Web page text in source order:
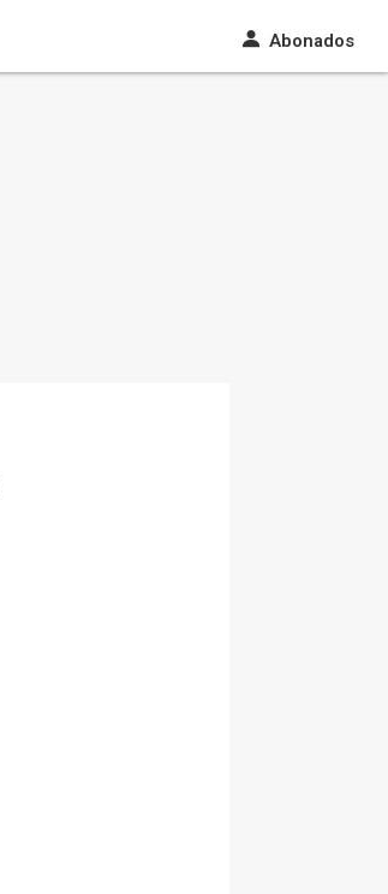
Abonados